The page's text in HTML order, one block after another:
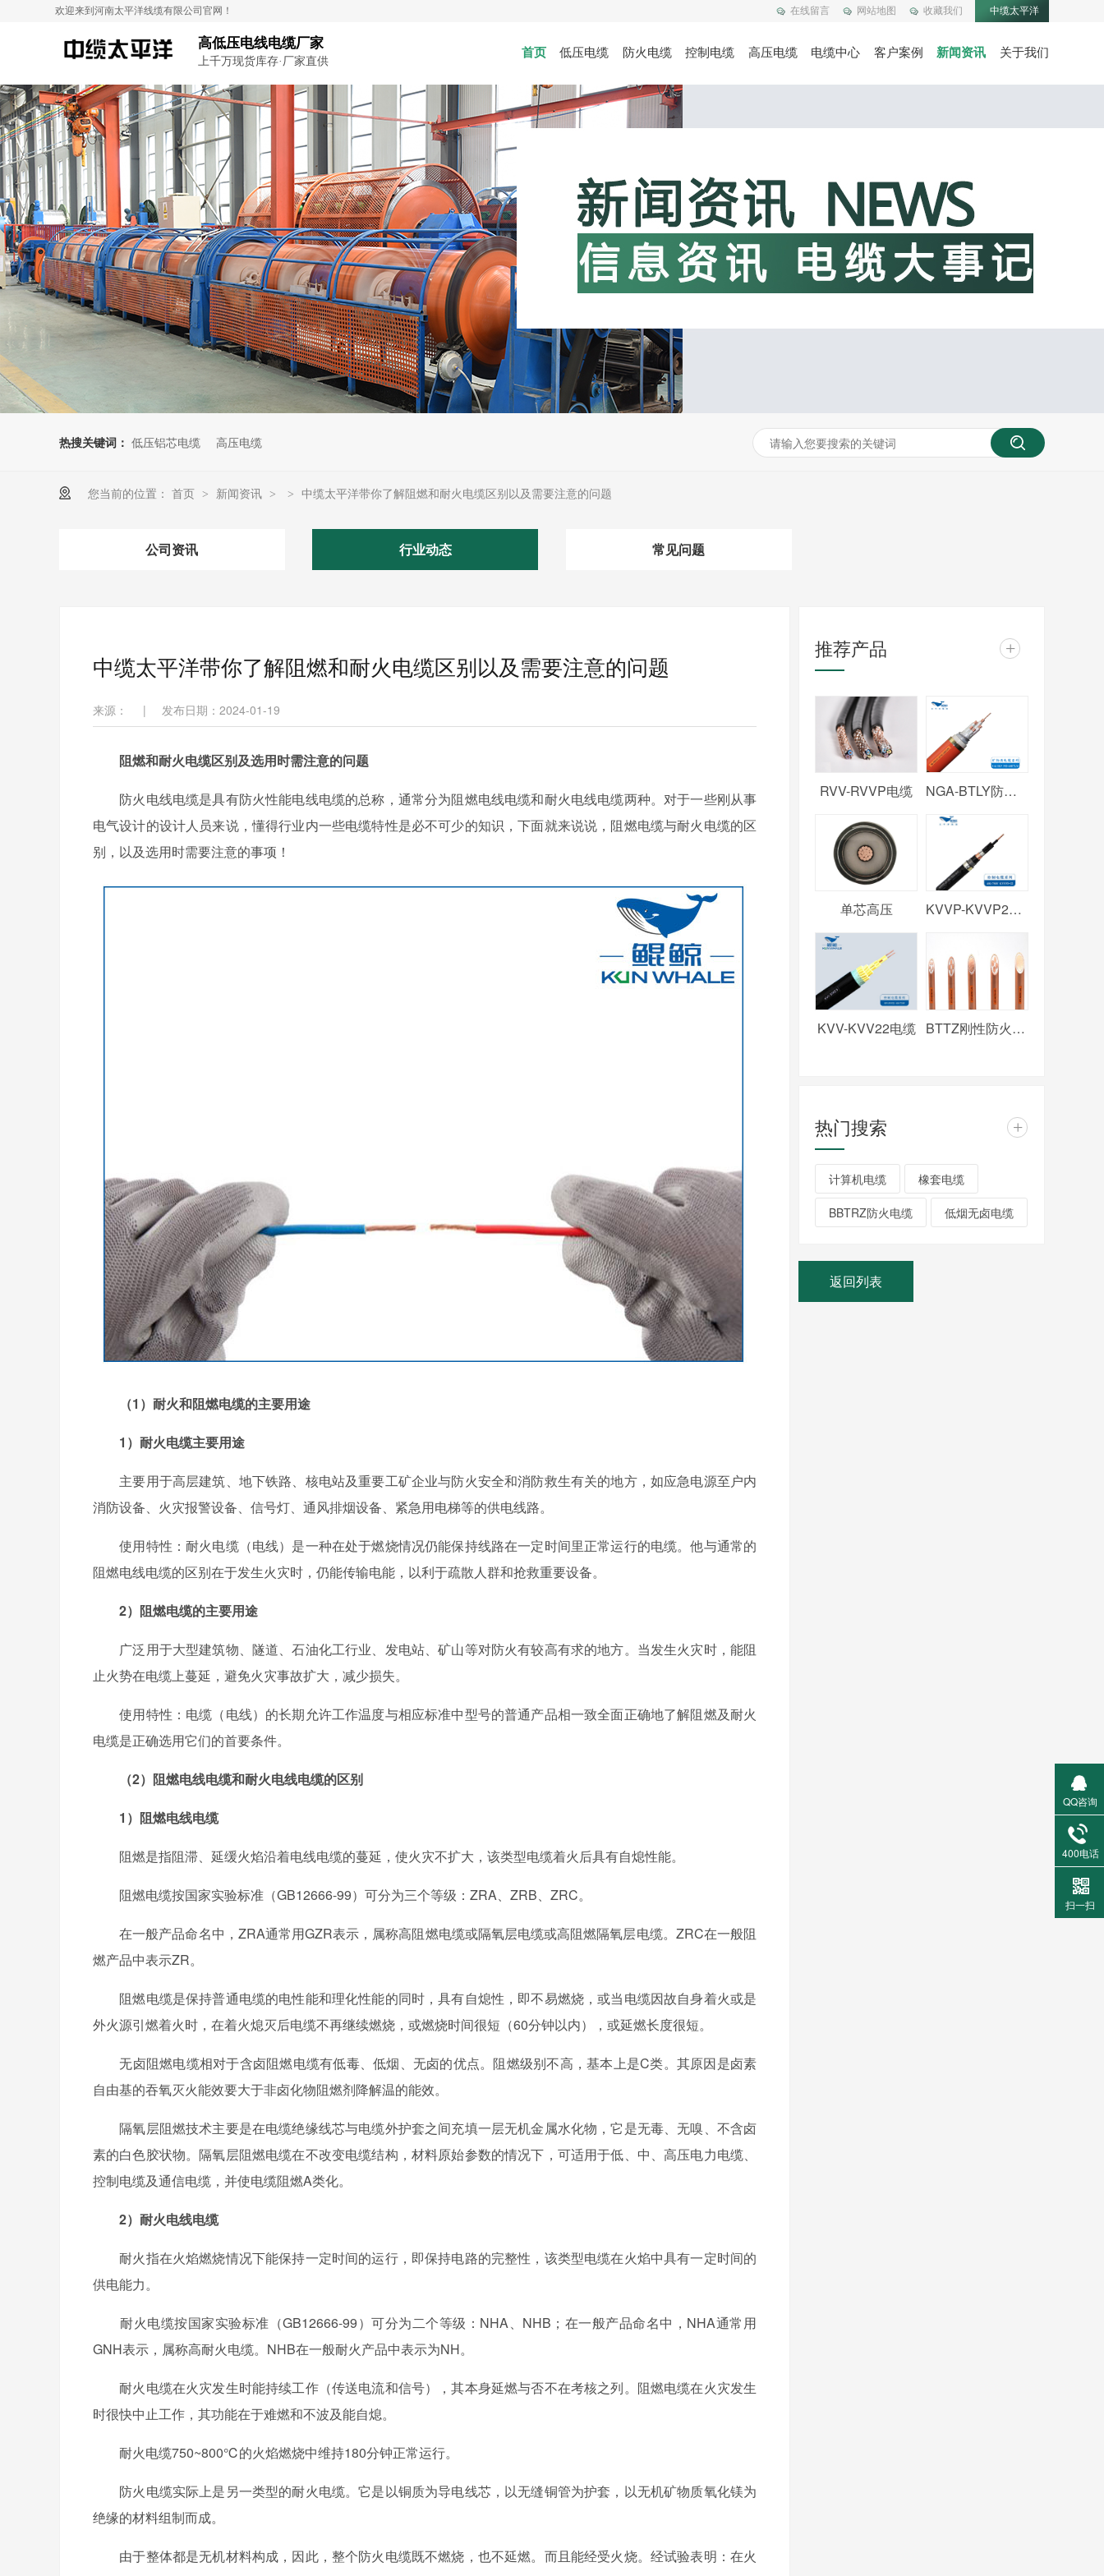
在线留言 网站地图 收藏我们 中缆太平洋
欢迎来到河南太平洋线缆有限公司官网！
高低压电线电缆厂家
上千万现货库存·厂家直供
首页 低压电缆 防火电缆 控制电缆 高压电缆 电缆中心 客户案例 新闻资讯 关于我们
热搜关键词： 低压铝芯电缆 高压电缆
您当前的位置： 首页 > 新闻资讯 > > 中缆太平洋带你了解阻燃和耐火电缆区别以及需要注意的问题
公司资讯 行业动态 常见问题
中缆太平洋带你了解阻燃和耐火电缆区别以及需要注意的问题
来源： | 发布日期：2024-01-19
阻燃和耐火电缆区别及选用时需注意的问题
防火电线电缆是具有防火性能电线电缆的总称，通常分为阻燃电线电缆和耐火电线电缆两种。对于一些刚从事
电气设计的设计人员来说，懂得行业内一些电缆特性是必不可少的知识，下面就来说说，阻燃电缆与耐火电缆的区
别，以及选用时需要注意的事项！
（1）耐火和阻燃电缆的主要用途
1）耐火电缆主要用途
主要用于高层建筑、地下铁路、核电站及重要工矿企业与防火安全和消防救生有关的地方，如应急电源至户内
消防设备、火灾报警设备、信号灯、通风排烟设备、紧急用电梯等的供电线路。
使用特性：耐火电缆（电线）是一种在处于燃烧情况仍能保持线路在一定时间里正常运行的电缆。他与通常的
阻燃电线电缆的区别在于发生火灾时，仍能传输电能，以利于疏散人群和抢救重要设备。
2）阻燃电缆的主要用途
广泛用于大型建筑物、隧道、石油化工行业、发电站、矿山等对防火有较高有求的地方。当发生火灾时，能阻
止火势在电缆上蔓延，避免火灾事故扩大，减少损失。
使用特性：电缆（电线）的长期允许工作温度与相应标准中型号的普通产品相一致全面正确地了解阻燃及耐火
电缆是正确选用它们的首要条件。
（2）阻燃电线电缆和耐火电线电缆的区别
1）阻燃电线电缆
阻燃是指阻滞、延缓火焰沿着电线电缆的蔓延，使火灾不扩大，该类型电缆着火后具有自熄性能。
阻燃电缆按国家实验标准（GB12666-99）可分为三个等级：ZRA、ZRB、ZRC。
在一般产品命名中，ZRA通常用GZR表示，属称高阻燃电缆或隔氧层电缆或高阻燃隔氧层电缆。ZRC在一般阻
燃产品中表示ZR。
阻燃电缆是保持普通电缆的电性能和理化性能的同时，具有自熄性，即不易燃烧，或当电缆因故自身着火或是
外火源引燃着火时，在着火熄灭后电缆不再继续燃烧，或燃烧时间很短（60分钟以内），或延燃长度很短。
无卤阻燃电缆相对于含卤阻燃电缆有低毒、低烟、无卤的优点。阻燃级别不高，基本上是C类。其原因是卤素
自由基的吞氧灭火能效要大于非卤化物阻燃剂降解温的能效。
隔氧层阻燃技术主要是在电缆绝缘线芯与电缆外护套之间充填一层无机金属水化物，它是无毒、无嗅、不含卤
素的白色胶状物。隔氧层阻燃电缆在不改变电缆结构，材料原始参数的情况下，可适用于低、中、高压电力电缆、
控制电缆及通信电缆，并使电缆阻燃A类化。
2）耐火电线电缆
耐火指在火焰燃烧情况下能保持一定时间的运行，即保持电路的完整性，该类型电缆在火焰中具有一定时间的
供电能力。
耐火电缆按国家实验标准（GB12666-99）可分为二个等级：NHA、NHB；在一般产品命名中，NHA通常用
GNH表示，属称高耐火电缆。NHB在一般耐火产品中表示为NH。
耐火电缆在火灾发生时能持续工作（传送电流和信号），其本身延燃与否不在考核之列。阻燃电缆在火灾发生
时很快中止工作，其功能在于难燃和不波及能自熄。
耐火电缆750~800℃的火焰燃烧中维持180分钟正常运行。
防火电缆实际上是另一类型的耐火电缆。它是以铜质为导电线芯，以无缝铜管为护套，以无机矿物质氧化镁为
绝缘的材料组制而成。
由于整体都是无机材料构成，因此，整个防火电缆既不燃烧，也不延燃。而且能经受火烧。经试验表明：在火
推荐产品 +
RVV-RVVP电缆 NGA-BTLY防火电缆
单芯高压 KVVP-KVVP2电缆
KVV-KVV22电缆 BTTZ刚性防火电缆
热门搜索 +
计算机电缆 橡套电缆
BBTRZ防火电缆 低烟无卤电缆
返回列表
QQ咨询
400电话
扫一扫